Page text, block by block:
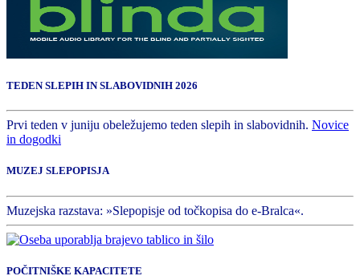
TEDEN SLEPIH IN SLABOVIDNIH 2026
Prvi teden v juniju obeležujemo teden slepih in slabovidnih. Novice
in dogodki
MUZEJ SLEPOPISJA
Muzejska razstava: »Slepopisje od točkopisa do e-Bralca«.
POČITNIŠKE KAPACITETE